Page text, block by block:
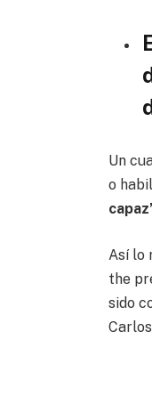
Un
o
Así lo
the
sido